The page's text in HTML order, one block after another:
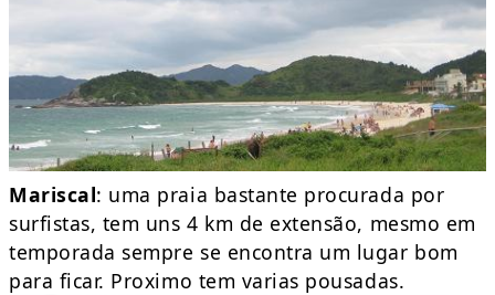
Mariscal: uma praia bastante procurada por
surfistas, tem uns 4 km de extensão, mesmo em
temporada sempre se encontra um lugar bom
para ficar. Proximo tem varias pousadas.